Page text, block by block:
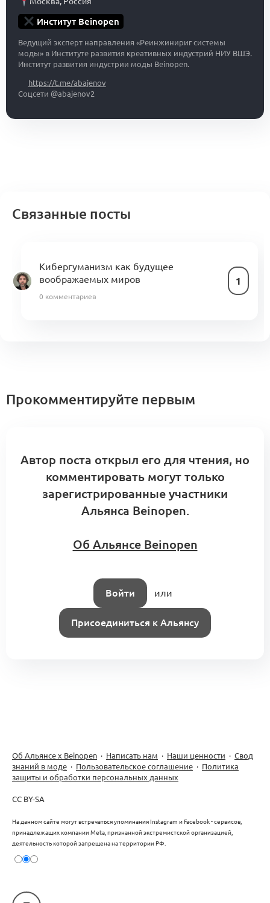
Институт Beinopen
Ведущий эксперт направления «Реинжинириг системы
моды» в Институте развития креативных индустрий НИУ ВШЭ.
Институт развития индустрии моды Beinopen.
https://t.me/abajenov
Соцсети @abajenov2
Связанные посты
Кибергуманизм как будущее
воображаемых миров
1
0 комментариев
Прокомментируйте первым
Автор поста открыл его для чтения, но
комментировать могут только
зарегистрированные участники
Альянса Beinopen.
Об Альянсе Beinopen
Войти или
Присоединиться к Альянсу
Об Альянсе х Beinopen · Написать нам · Наши ценности · Свод
знаний в моде · Пользовательское соглашение · Политика
защиты и обработки персональных данных
CC BY-SA
На данном сайте могут встречаться упоминания Instagram и Facebook - сервисов,
принадлежащих компании Meta, признанной экстремистской организацией,
деятельность которой запрещена на территории РФ.